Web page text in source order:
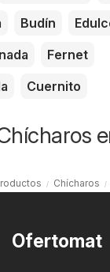
Budín
Fernet
Cuernito
Chícharos
Ofertomat